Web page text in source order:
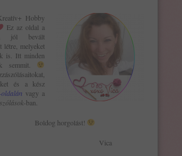
Hobby
Ez az oldal a
jól bevált
létre, melyeket
is. Itt minden
semmit.
és a kész
vagy a
-ban.